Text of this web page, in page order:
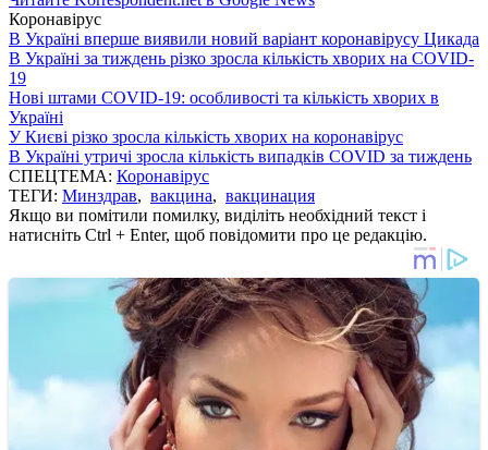
Коронавірус
В Україні вперше виявили новий варіант коронавірусу Цикада
В Україні за тиждень різко зросла кількість хворих на COVID-
19
Нові штами COVID-19: особливості та кількість хворих в
Україні
У Києві різко зросла кількість хворих на коронавірус
В Україні утричі зросла кількість випадків COVID за тиждень
СПЕЦТЕМА: Коронавірус
ТЕГИ: Минздрав, вакцина, вакцинация
Якщо ви помітили помилку, виділіть необхідний текст і
натисніть Ctrl + Enter, щоб повідомити про це редакцію.